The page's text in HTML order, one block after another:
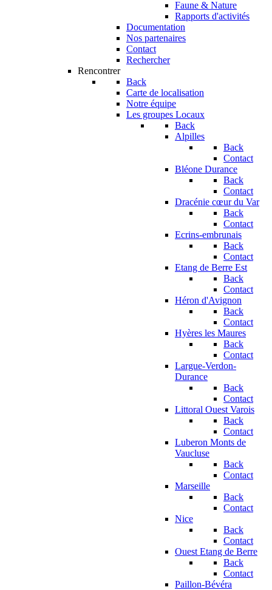
Faune & Nature
Rapports d'activités
Documentation
Nos partenaires
Contact
Rechercher
Rencontrer
Back
Carte de localisation
Notre équipe
Les groupes Locaux
Back
Alpilles
Back
Contact
Bléone Durance
Back
Contact
Dracénie cœur du Var
Back
Contact
Ecrins-embrunais
Back
Contact
Etang de Berre Est
Back
Contact
Héron d'Avignon
Back
Contact
Hyères les Maures
Back
Contact
Largue-Verdon-
Durance
Back
Contact
Littoral Ouest Varois
Back
Contact
Luberon Monts de
Vaucluse
Back
Contact
Marseille
Back
Contact
Nice
Back
Contact
Ouest Etang de Berre
Back
Contact
Paillon-Bévéra